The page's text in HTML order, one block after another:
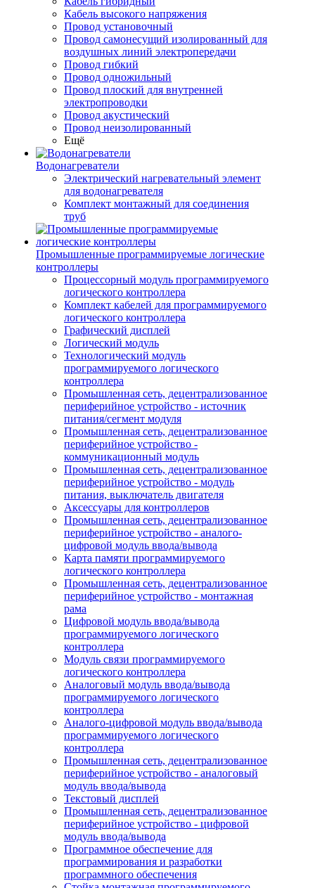
Кабель высокого напряжения
Провод установочный
Провод самонесущий изолированный для
воздушных линий электропередачи
Провод гибкий
Провод одножильный
Провод плоский для внутренней
электропроводки
Провод акустический
Провод неизолированный
Ещё
Водонагреватели
Электрический нагревательный элемент
для водонагревателя
Комплект монтажный для соединения
труб
Промышленные программируемые логические
контроллеры
Процессорный модуль программируемого
логического контроллера
Комплект кабелей для программируемого
логического контроллера
Графический дисплей
Логический модуль
Технологический модуль
программируемого логического
контроллера
Промышленная сеть, децентрализованное
периферийное устройство - источник
питания/сегмент модуля
Промышленная сеть, децентрализованное
периферийное устройство -
коммуникационный модуль
Промышленная сеть, децентрализованное
периферийное устройство - модуль
питания, выключатель двигателя
Аксессуары для контроллеров
Промышленная сеть, децентрализованное
периферийное устройство - аналого-
цифровой модуль ввода/вывода
Карта памяти программируемого
логического контроллера
Промышленная сеть, децентрализованное
периферийное устройство - монтажная
рама
Цифровой модуль ввода/вывода
программируемого логического
контроллера
Модуль связи программируемого
логического контроллера
Аналоговый модуль ввода/вывода
программируемого логического
контроллера
Аналого-цифровой модуль ввода/вывода
программируемого логического
контроллера
Промышленная сеть, децентрализованное
периферийное устройство - аналоговый
модуль ввода/вывода
Текстовый дисплей
Промышленная сеть, децентрализованное
периферийное устройство - цифровой
модуль ввода/вывода
Программное обеспечение для
программирования и разработки
программного обеспечения